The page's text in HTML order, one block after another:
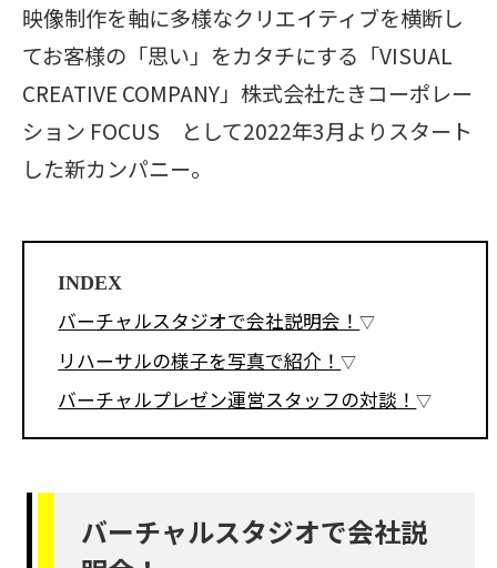
映像制作を軸に多様なクリエイティブを横断し
てお客様の「思い」をカタチにする「VISUAL
CREATIVE COMPANY」株式会社たきコーポレー
ション FOCUS として2022年3月よりスタート
した新カンパニー。
INDEX
バーチャルスタジオで会社説明会！
リハーサルの様子を写真で紹介！
バーチャルプレゼン運営スタッフの対談！
バーチャルスタジオで会社説